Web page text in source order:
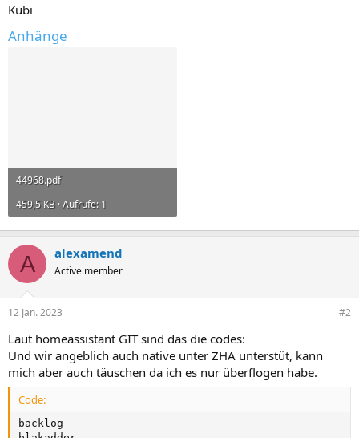
Kubi
Anhänge
44968.pdf
459,5 KB · Aufrufe: 1
A alexamend
Active member
12 Jan. 2023 #2
Laut homeassistant GIT sind das die codes:
Und wir angeblich auch native unter ZHA unterstüt, kann
mich aber auch täuschen da ich es nur überflogen habe.
Code:
backlog